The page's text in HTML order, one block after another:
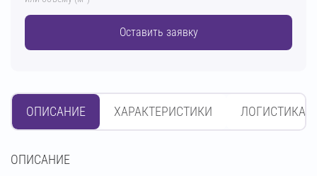
Оставить заявку
ОПИСАНИЕ ХАРАКТЕРИСТИКИ ЛОГИСТИКА
OПИСАНИЕ